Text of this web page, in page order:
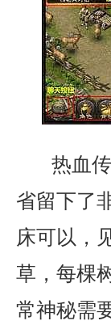
热血
省留下了
床可以，
草，每棵
常神秘需